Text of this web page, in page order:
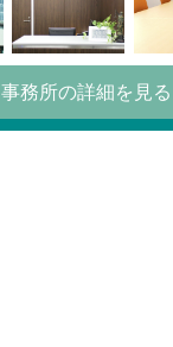
事務所の詳細を見る